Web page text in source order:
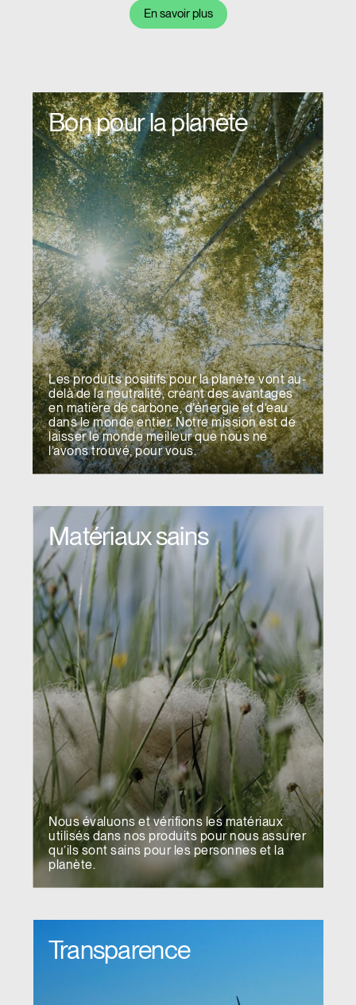
Sélectionnez votre pays
Valider
SIGN IN WITH SSO
Créer un compte
S'INSCRIRE
En savoir plus
Bon pour la planète
Les produits positifs pour la planète vont au-
delà de la neutralité, créant des avantages
en matière de carbone, d’énergie et d’eau
dans le monde entier. Notre mission est de
laisser le monde meilleur que nous ne
l’avons trouvé, pour vous.
Matériaux sains
Nous évaluons et vérifions les matériaux
utilisés dans nos produits pour nous assurer
qu’ils sont sains pour les personnes et la
planète.
Transparence